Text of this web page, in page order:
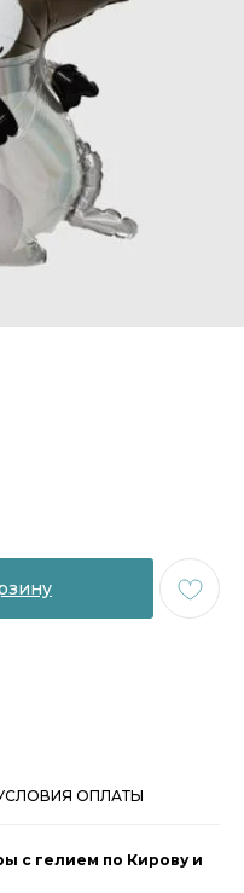
ОПЛАТЫ
с гелием по Кирову и